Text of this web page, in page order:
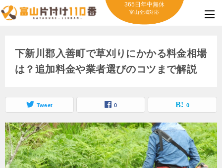
365日年中無休
富山全域対応
下新川郡入善町で草刈りにかかる料金相場
は？追加料金や業者選びのコツまで解説
Tweet 0 0